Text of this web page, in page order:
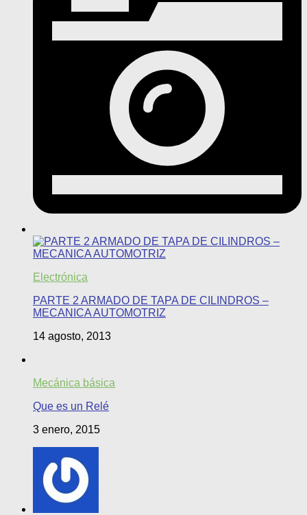
Electrónica
PARTE 2 ARMADO DE TAPA DE CILINDROS –
MECANICA AUTOMOTRIZ
14 agosto, 2013
Mecánica básica
Que es un Relé
3 enero, 2015